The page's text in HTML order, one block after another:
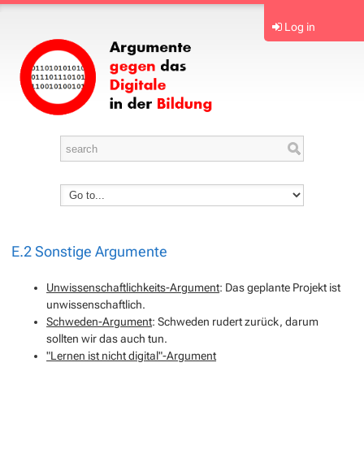
Log in
E.2 Sonstige Argumente
Unwissenschaftlichkeits-Argument: Das geplante Projekt ist
unwissenschaftlich.
Schweden-Argument: Schweden rudert zurück, darum
sollten wir das auch tun.
"Lernen ist nicht digital"-Argument